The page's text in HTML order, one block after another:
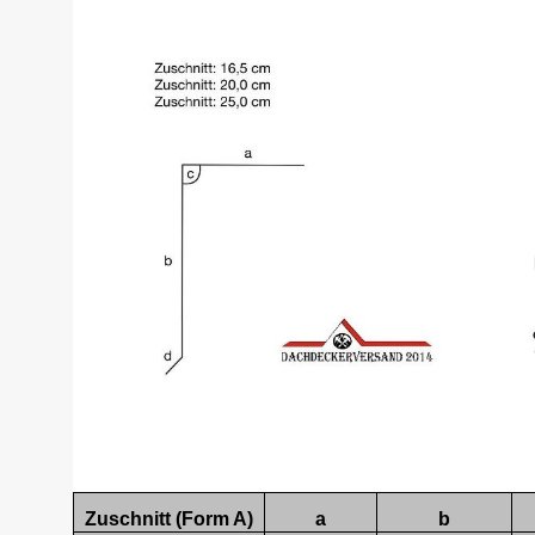
Zuschnitt (Form A) a b